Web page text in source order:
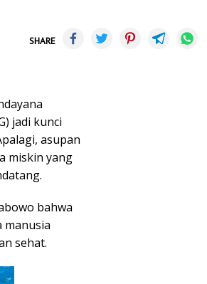
SHARE
jadi kunci
asupan
miskin yang
bahwa
manusia
sehat.